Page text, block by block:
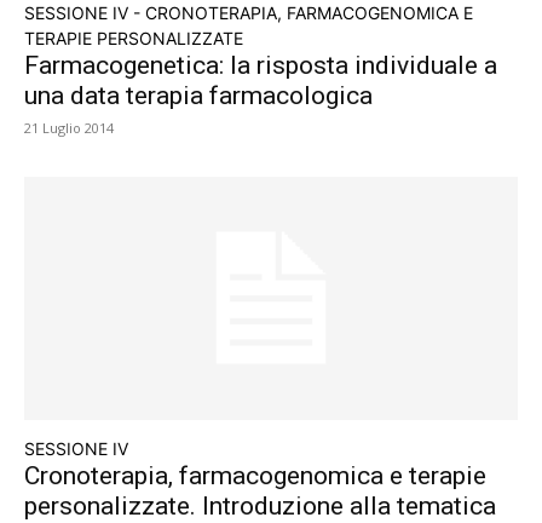
SESSIONE IV - CRONOTERAPIA, FARMACOGENOMICA E
TERAPIE PERSONALIZZATE
Farmacogenetica: la risposta individuale a
una data terapia farmacologica
21 Luglio 2014
SESSIONE IV
Cronoterapia, farmacogenomica e terapie
personalizzate. Introduzione alla tematica